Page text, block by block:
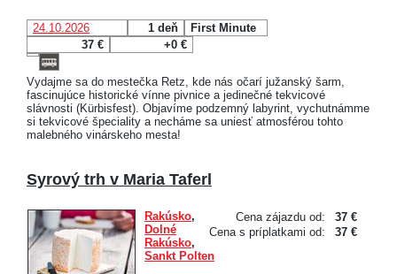
24.10.2026 1 deň
First Minute
37 €
+0 €
Vydajme sa do mestečka Retz, kde nás očarí južanský šarm,
fascinujúce historické vínne pivnice a jedinečné tekvicové
slávnosti (Kürbisfest). Objavíme podzemný labyrint, vychutnámme
si tekvicové špeciality a necháme sa uniesť atmosférou tohto
malebného vinárskeho mesta!
Syrový trh v Maria Taferl
Cena zájazdu od:
37 €
Cena s príplatkami od:
37 €
Rakúsko,
Dolné
Rakúsko,
Sankt Polten